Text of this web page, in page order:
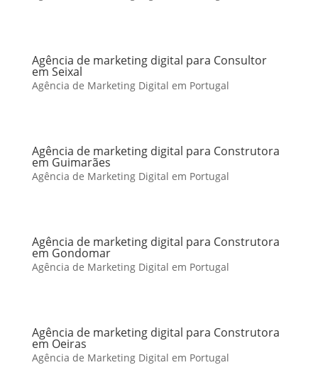
Agência de marketing digital para Consultor
em Seixal
Agência de Marketing Digital em Portugal
Agência de marketing digital para Construtora
em Guimarães
Agência de Marketing Digital em Portugal
Agência de marketing digital para Construtora
em Gondomar
Agência de Marketing Digital em Portugal
Agência de marketing digital para Construtora
em Oeiras
Agência de Marketing Digital em Portugal